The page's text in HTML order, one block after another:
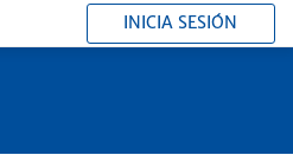
INICIA SESIÓN